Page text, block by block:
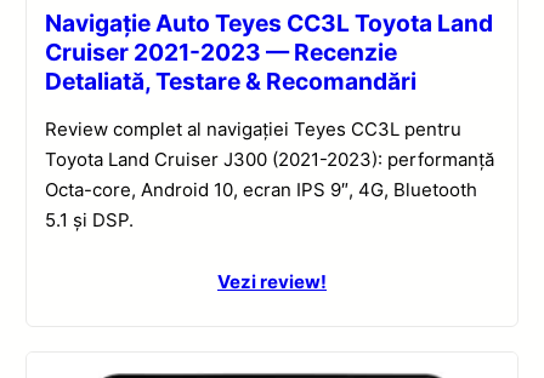
Navigație Auto Teyes CC3L Toyota Land
Cruiser 2021-2023 — Recenzie
Detaliată, Testare & Recomandări
Review complet al navigației Teyes CC3L pentru
Toyota Land Cruiser J300 (2021-2023): performanță
Octa-core, Android 10, ecran IPS 9″, 4G, Bluetooth
5.1 și DSP.
Vezi review!